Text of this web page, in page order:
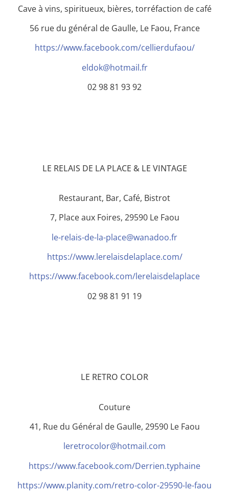
Cave à vins, spiritueux, bières, torréfaction de café
56 rue du général de Gaulle, Le Faou, France
https://www.facebook.com/cellierdufaou/
eldok@hotmail.fr
02 98 81 93 92
LE RELAIS DE LA PLACE & LE VINTAGE
Restaurant, Bar, Café, Bistrot
7, Place aux Foires, 29590 Le Faou
le-relais-de-la-place@wanadoo.fr
https://www.lerelaisdelaplace.com/
https://www.facebook.com/lerelaisdelaplace
02 98 81 91 19
LE RETRO COLOR
Couture
41, Rue du Général de Gaulle, 29590 Le Faou
leretrocolor@hotmail.com
https://www.facebook.com/Derrien.typhaine
https://www.planity.com/retro-color-29590-le-faou